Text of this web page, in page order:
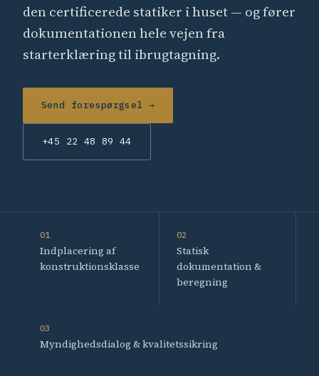
den certificerede statiker i huset — og fører
dokumentationen hele vejen fra
starterklæring til ibrugtagning.
Send forespørgsel →
+45 22 48 89 44
01
Indplacering af
konstruktionsklasse
02
Statisk
dokumentation &
beregning
03
Myndighedsdialog & kvalitetssikring